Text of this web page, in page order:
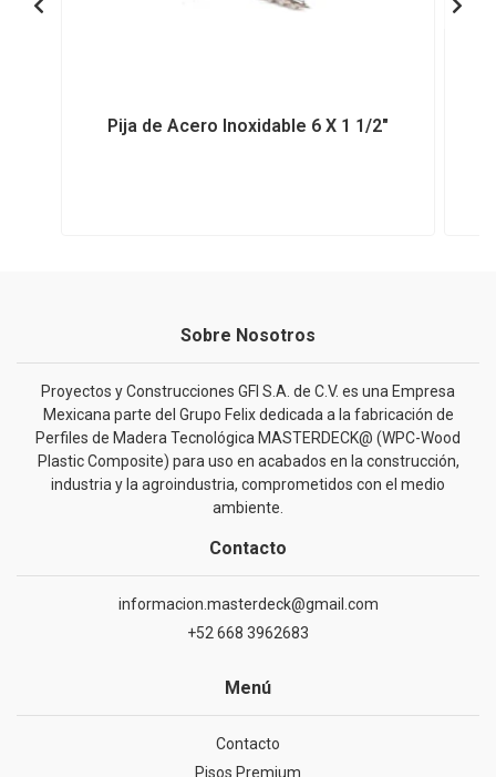
Pija de Acero Inoxidable 6 X 1 1/2"
Sobre Nosotros
Proyectos y Construcciones GFI S.A. de C.V. es una Empresa
Mexicana parte del Grupo Felix dedicada a la fabricación de
Perfiles de Madera Tecnológica MASTERDECK@ (WPC-Wood
Plastic Composite) para uso en acabados en la construcción,
industria y la agroindustria, comprometidos con el medio
ambiente.
Contacto
informacion.masterdeck@gmail.com
+52 668 3962683
Menú
Contacto
Pisos Premium